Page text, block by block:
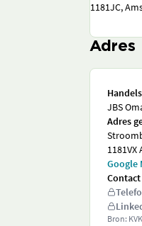
1181JC,
Adres
JBS
Adres
Google
Bron: KVK